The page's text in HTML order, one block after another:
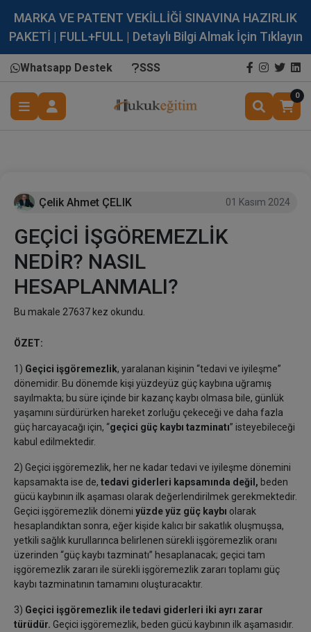
MARKA VE PATENT VEKİLLİĞİ SINAVINA HAZIRLIK
PAKETİ | FULL+FULL | Detaylı Bilgi Almak İçin Tıklayın
Whatsapp Destek SSS
0
Çelik Ahmet ÇELIK 01 Kasım 2024
GEÇİCİ İŞGÖREMEZLİK
NEDİR? NASIL
HESAPLANMALI?
Bu makale 27637 kez okundu.
ÖZET:
1) Geçici işgöremezlik, yaralanan kişinin “tedavi ve iyileşme”
dönemidir. Bu dönemde kişi yüzdeyüz güç kaybına uğramış
sayılmakta; bu süre içinde bir kazanç kaybı olmasa bile, günlük
yaşamını sürdürürken hareket zorluğu çekeceği ve daha fazla
güç harcayacağı için, “geçici güç kaybı tazminatı” isteyebileceği
kabul edilmektedir.
2) Geçici işgöremezlik, her ne kadar tedavi ve iyileşme dönemini
kapsamakta ise de, tedavi giderleri kapsamında değil, beden
gücü kaybının ilk aşaması olarak değerlendirilmek gerekmektedir.
Geçici işgöremezlik dönemi yüzde yüz güç kaybı olarak
hesaplandıktan sonra, eğer kişide kalıcı bir sakatlık oluşmuşsa,
yetkili sağlık kurullarınca belirlenen sürekli işgöremezlik oranı
üzerinden “güç kaybı tazminatı” hesaplanacak; geçici tam
işgöremezlik zararı ile sürekli işgöremezlik zararı toplamı güç
kaybı tazminatının tamamını oluşturacaktır.
3) Geçici işgöremezlik ile tedavi giderleri iki ayrı zarar
türüdür. Geçici işgöremezlik, beden gücü kaybının ilk aşamasıdır.